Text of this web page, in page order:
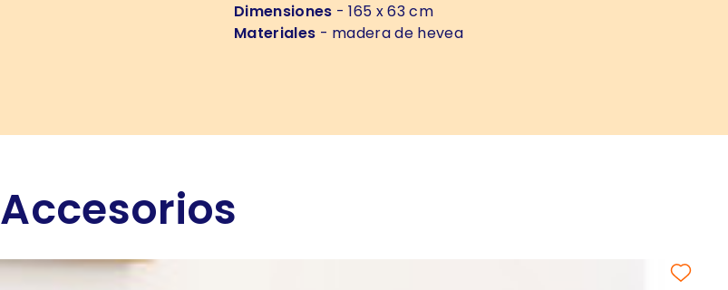
Dimensiones - 165 x 63 cm
Materiales - madera de hevea
Accesorios